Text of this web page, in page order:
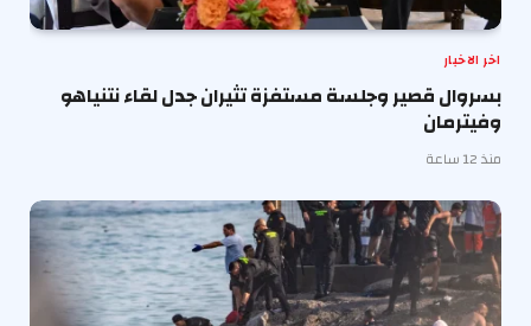
اخر الاخبار
بسروال قصير وجلسة مستفزة تثيران جدل لقاء نتنياهو
وفيترمان
منذ 12 ساعة